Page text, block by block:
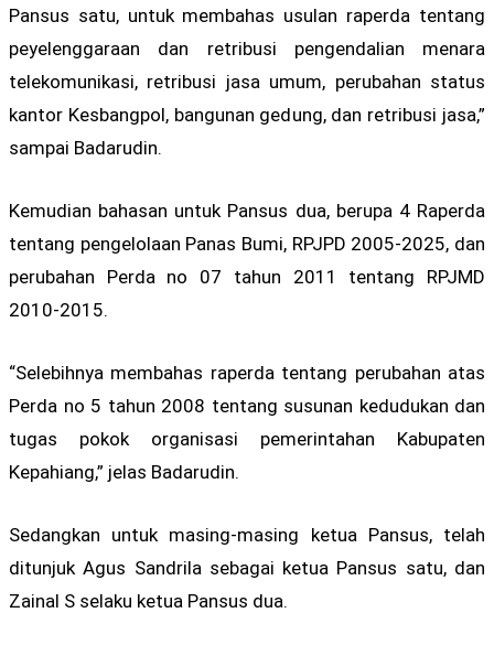
Pansus satu, untuk membahas usulan raperda tentang
peyelenggaraan dan retribusi pengendalian menara
telekomunikasi, retribusi jasa umum, perubahan status
kantor Kesbangpol, bangunan gedung, dan retribusi jasa,”
sampai Badarudin.
Kemudian bahasan untuk Pansus dua, berupa 4 Raperda
tentang pengelolaan Panas Bumi, RPJPD 2005-2025, dan
perubahan Perda no 07 tahun 2011 tentang RPJMD
2010-2015.
“Selebihnya membahas raperda tentang perubahan atas
Perda no 5 tahun 2008 tentang susunan kedudukan dan
tugas pokok organisasi pemerintahan Kabupaten
Kepahiang,” jelas Badarudin.
Sedangkan untuk masing-masing ketua Pansus, telah
ditunjuk Agus Sandrila sebagai ketua Pansus satu, dan
Zainal S selaku ketua Pansus dua.